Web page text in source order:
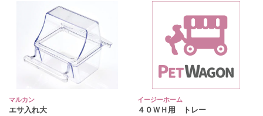
マルカン
エサ入れ大
イージーホーム
４０ＷＨ用 トレー